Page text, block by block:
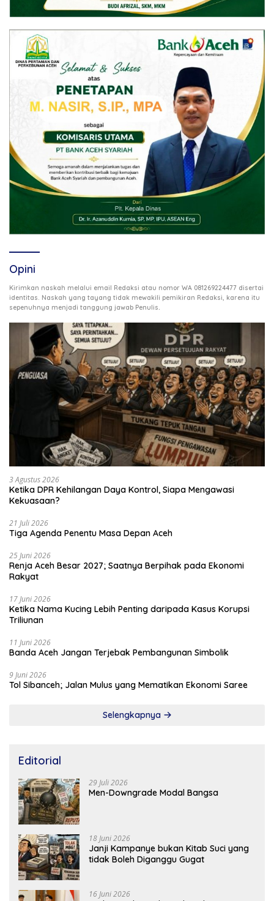
Opini
Kirimkan naskah melalui email Redaksi atau nomor WA 081269224477 disertai
identitas. Naskah yang tayang tidak mewakili pemikiran Redaksi, karena itu
sepenuhnya menjadi tanggung jawab Penulis
3 Agustus 2026
Ketika DPR Kehilangan Daya Kontrol, Siapa Mengawasi
Kekuasaan?
21 Juli 2026
Tiga Agenda Penentu Masa Depan Aceh
25 Juni 2026
Renja Aceh Besar 2027; Saatnya Berpihak pada Ekonomi
Rakyat
17 Juni 2026
Ketika Nama Kucing Lebih Penting daripada Kasus Korupsi
Triliunan
11 Juni 2026
Banda Aceh Jangan Terjebak Pembangunan Simbolik
9 Juni 2026
Tol Sibanceh; Jalan Mulus yang Mematikan Ekonomi Saree
Selengkapnya
Editorial
29 Juli 2026
Men-Downgrade Modal Bangsa
18 Juni 2026
Janji Kampanye bukan Kitab Suci yang
tidak Boleh Diganggu Gugat
16 Juni 2026